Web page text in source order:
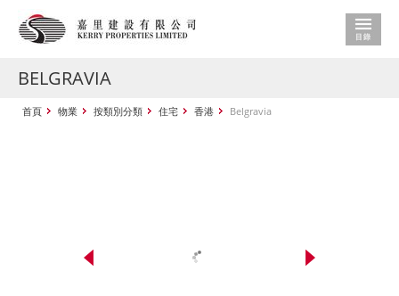
BELGRAVIA
首頁 物業 按類別分類 住宅 香港 Belgravia